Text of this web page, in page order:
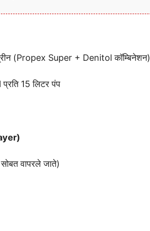
(Propex Super + Denitol कॉम्बिनेशन)
15 लिटर पंप
वापरले जाते)